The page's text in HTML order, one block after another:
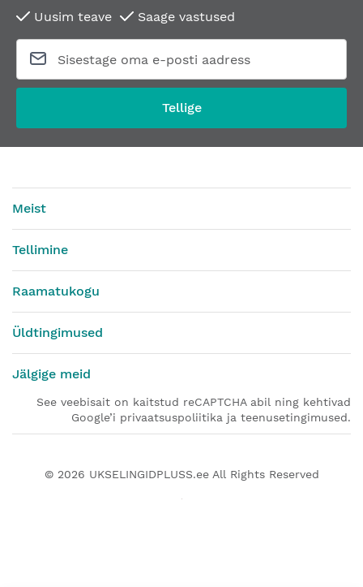
Uusim teave Saage vastused
Tellige
Meist
Tellimine
Raamatukogu
Üldtingimused
Jälgige meid
See veebisait on kaitstud reCAPTCHA abil ning kehtivad
Google’i privaatsuspoliitika ja teenusetingimused.
© 2026 UKSELINGIDPLUSS.eeAll Rights Reserved